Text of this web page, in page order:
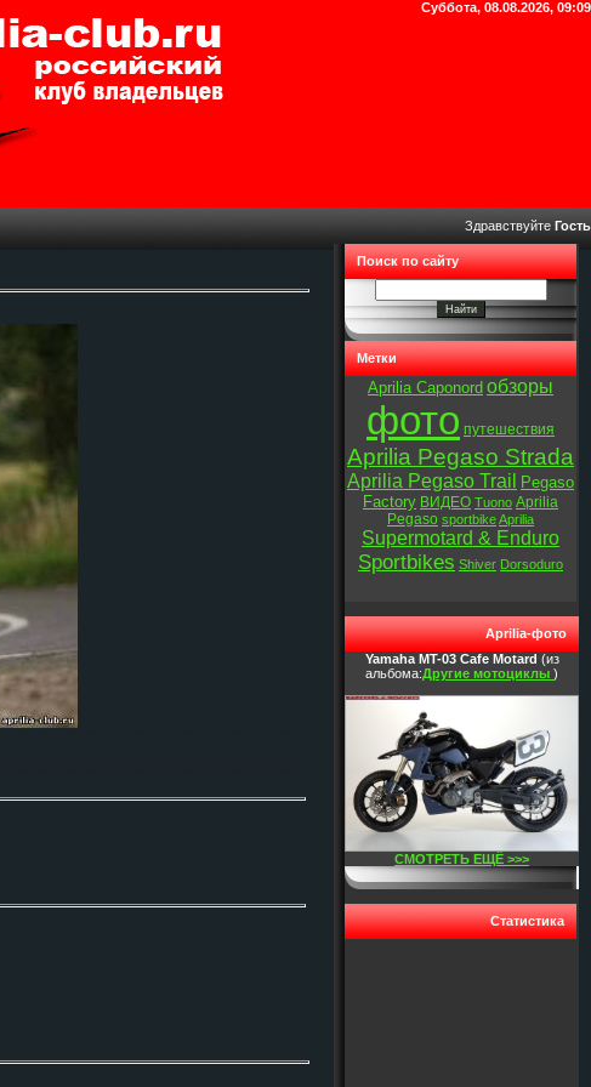
Суббота, 08.08.2026, 09:09
Здравствуйте Гость
Поиск по сайту
Метки
Aprilia Caponord обзоры
фото путешествия
Aprilia Pegaso Strada
Aprilia Pegaso Trail
Pegaso
Factory ВИДЕО Tuono Aprilia
Pegaso sportbikeAprilia
Supermotard & Enduro
Sportbikes Shiver Dorsoduro
Aprilia-фото
Yamaha MT-03 Cafe Motard (из
альбома:Другие мотоциклы )
СМОТРЕТЬ ЕЩЁ >>>
Статистика